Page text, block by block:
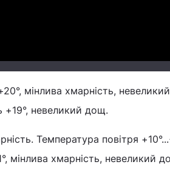
мінлива хмарність,
+19°, невеликий дощ.
Температура повітря
мінлива хмарність, невеликий